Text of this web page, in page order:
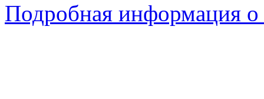
Подробная информация